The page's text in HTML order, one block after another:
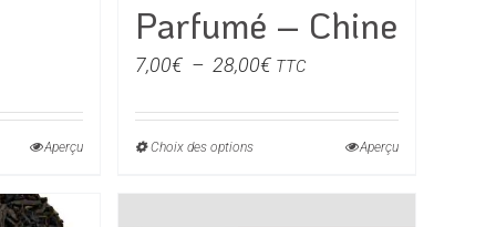
Aperçu
Parfumé – Chine
7,00€ – 28,00€Plage
prix :
TTC
Choix des optionsCe
Aperçu